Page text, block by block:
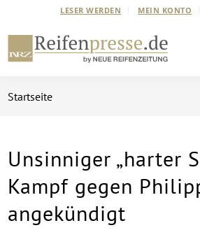
LESER WERDEN MEIN KONTO
Startseite
Unsinniger „harter
Kampf gegen
angekündigt